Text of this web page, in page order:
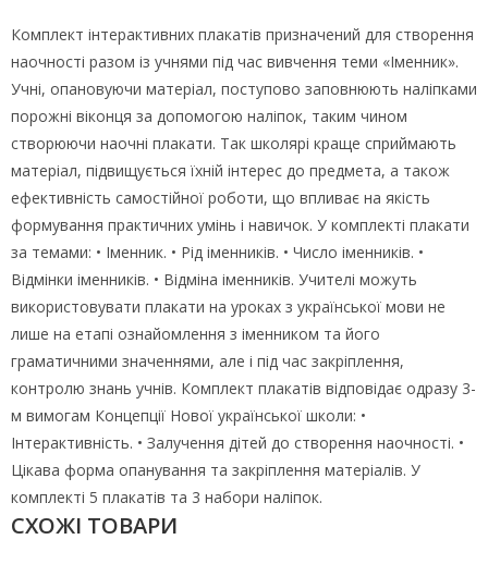
Комплект інтерактивних плакатів призначений для створення
наочності разом із учнями під час вивчення теми «Іменник».
Учні, опановуючи матеріал, поступово заповнюють наліпками
порожні віконця за допомогою наліпок, таким чином
створюючи наочні плакати. Так школярі краще сприймають
матеріал, підвищується їхній інтерес до предмета, а також
ефективність самостійної роботи, що впливає на якість
формування практичних умінь і навичок. У комплекті плакати
за темами: • Іменник. • Рід іменників. • Число іменників. •
Відмінки іменників. • Відміна іменників. Учителі можуть
використовувати плакати на уроках з української мови не
лише на етапі ознайомлення з іменником та його
граматичними значеннями, але і під час закріплення,
контролю знань учнів. Комплект плакатів відповідає одразу 3-
м вимогам Концепції Нової української школи: •
Інтерактивність. • Залучення дітей до створення наочності. •
Цікава форма опанування та закріплення матеріалів. У
комплекті 5 плакатів та 3 набори наліпок.
СХОЖІ ТОВАРИ